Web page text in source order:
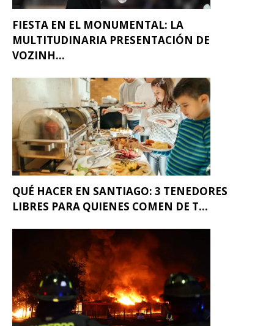
FIESTA EN EL MONUMENTAL: LA
MULTITUDINARIA PRESENTACIÓN DE
VOZINH...
QUÉ HACER EN SANTIAGO: 3 TENEDORES
LIBRES PARA QUIENES COMEN DE T...